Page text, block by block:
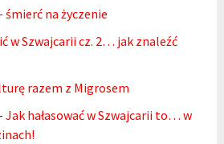
śmierć na życzenie
w Szwajcarii cz. 2… jak znaleźć
razem z Migrosem
- Jak hałasować w Szwajcarii to… w